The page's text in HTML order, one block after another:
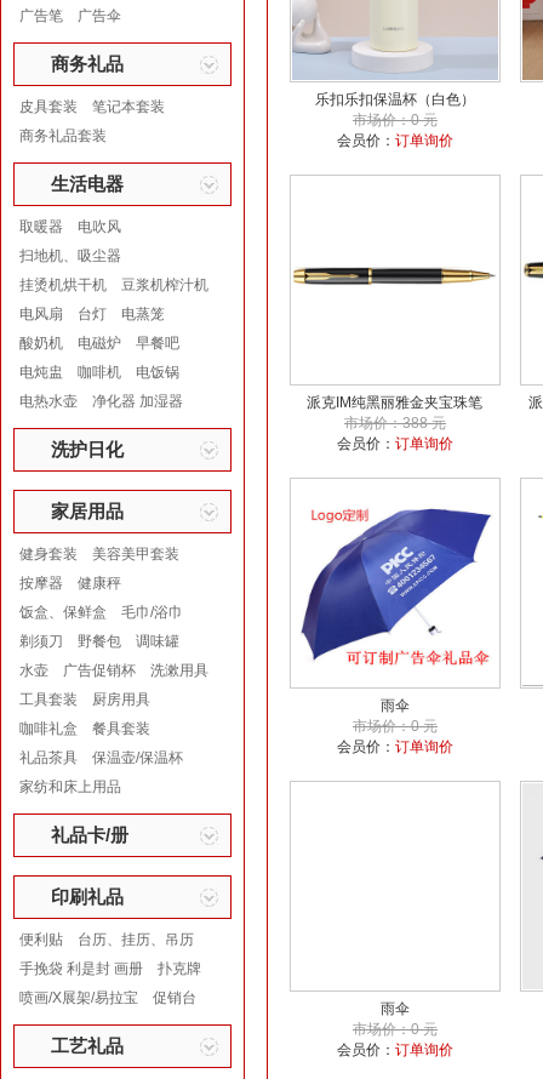
广告笔
广告伞
商务礼品
皮具套装
笔记本套装
商务礼品套装
生活电器
取暖器
电吹风
扫地机、吸尘器
挂烫机烘干机
豆浆机榨汁机
电风扇
台灯
电蒸笼
酸奶机
电磁炉
早餐吧
电炖盅
咖啡机
电饭锅
电热水壶
净化器 加湿器
洗护日化
家居用品
健身套装
美容美甲套装
按摩器
健康秤
饭盒、保鲜盒
毛巾/浴巾
剃须刀
野餐包
调味罐
水壶
广告促销杯
洗漱用具
工具套装
厨房用具
咖啡礼盒
餐具套装
礼品茶具
保温壶/保温杯
家纺和床上用品
礼品卡/册
印刷礼品
便利贴
台历、挂历、吊历
手挽袋 利是封 画册
扑克牌
喷画/X展架/易拉宝
促销台
工艺礼品
乐扣乐扣保温杯（白色）
市场价：0 元
会员价： 订单询价
派克IM纯黑丽雅金夹宝珠笔
市场价：388 元
会员价： 订单询价
雨伞
市场价：0 元
会员价： 订单询价
雨伞
市场价：0 元
会员价： 订单询价